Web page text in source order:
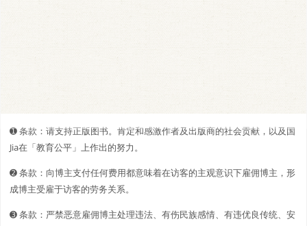
➊️ 条款：请支持正版图书。肯定和感激作者及出版商的社会贡献，以及国
Jia在「教育公平」上作出的努力。
➋️️ 条款：向博主支付任何费用都意味着在访客的主观意识下雇佣博主，形
成博主受雇于访客的劳务关系。
➌ 条款：严禁恶意雇佣博主处理违法、有伤民族感情、有违优良传统、安